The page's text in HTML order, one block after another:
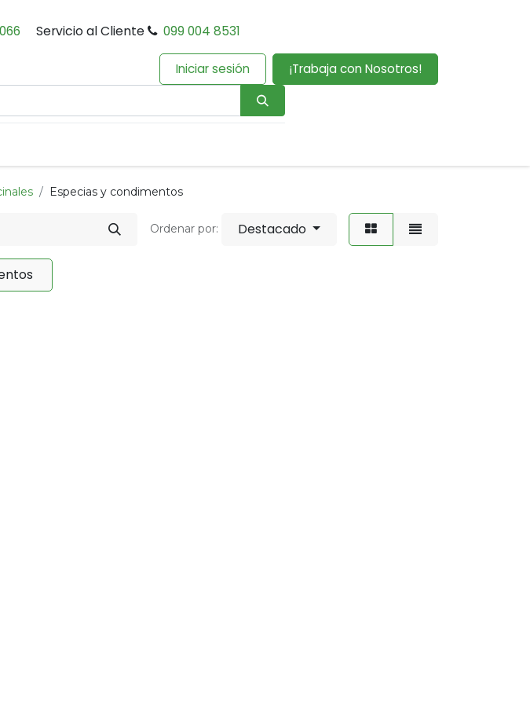
Servicio al Cliente 099 004 8531
Iniciar sesión ¡Trabaja con Nosotros!
Especias y condimentos
Ordenar por: Destacado